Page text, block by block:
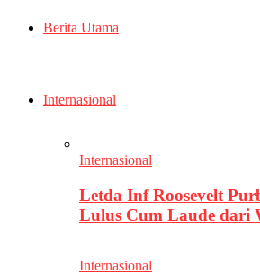
Berita Utama
Internasional
Internasional
Letda Inf Roosevelt
Lulus Cum Laude dari
Internasional